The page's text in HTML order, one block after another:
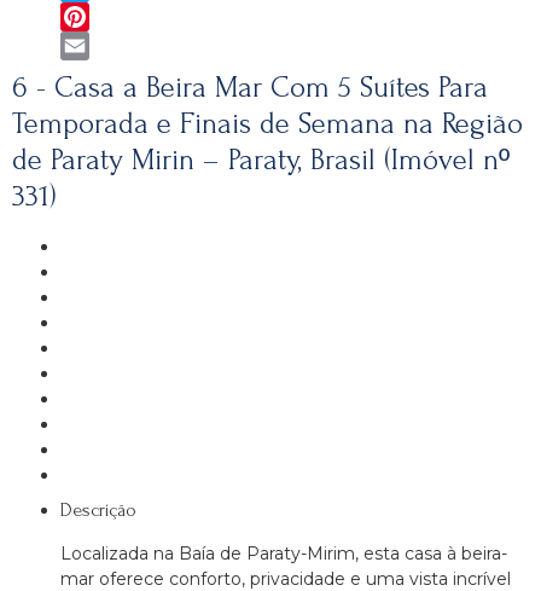
Twitter
Pinterest
Email
6 - Casa a Beira Mar Com 5 Suítes Para
Temporada e Finais de Semana na Região
de Paraty Mirin – Paraty, Brasil (Imóvel nº
331)
Descrição
Localizada na Baía de Paraty-Mirim, esta casa à beira-
mar oferece conforto, privacidade e uma vista incrível